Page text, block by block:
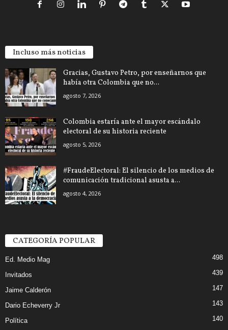
Incluso más noticias
Gracias, Gustavo Petro, por enseñarnos que
había otra Colombia que no...
agosto 7, 2026
Colombia estaría ante el mayor escándalo
electoral de su historia reciente
agosto 5, 2026
#FraudeElectoral: El silencio de los medios de
comunicación tradicional asusta a...
agosto 4, 2026
CATEGORÍA POPULAR
Ed. Medio Mag 498
Invitados 439
Jaime Calderón 147
Dario Echeverry Jr 143
Política 140